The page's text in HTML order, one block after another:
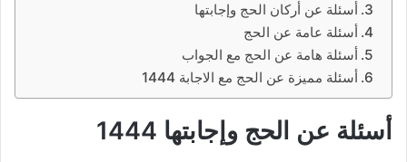
أسئلة عن أركان الحج وإجابتها
أسئلة عامة عن الحج
أسئلة هامة عن الحج مع الجواب
أسئلة مميزة عن الحج مع الاجابة 1444
أسئلة عن الحج وإجابتها 1444